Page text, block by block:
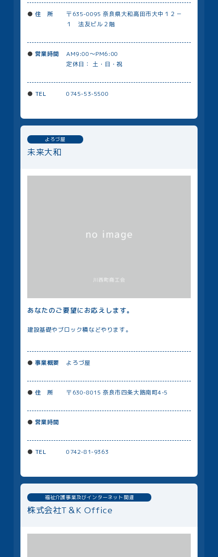
住 所
〒635-0095 奈良県大和高田市大中１２－
１ 法友ビル２階
営業時間
AM9:00～PM6:00
定休日： 土・日・祝
TEL 0745-53-5500
未来大和
よろづ屋
あなたのご要望にお応えします。
建設基礎やブロック積などやります。
事業概要 よろづ屋
住 所 〒630-8015 奈良市四条大路南町4-5
営業時間
TEL 0742-81-9363
株式会社T＆K Office
福祉介護事業及びインターネット関連